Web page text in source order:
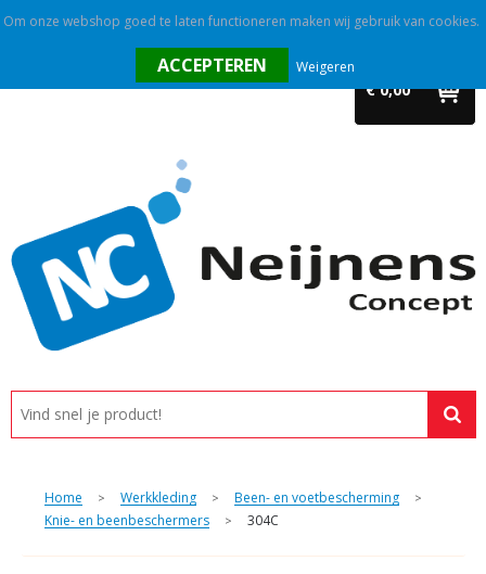
€ 0,00
Promotietextiel
Tassen
Alle categorieën
Custom made
Home > Werkkleding > Been- en voetbescherming >
Knie- en beenbeschermers > 304C
Om onze webshop goed te laten functioneren maken wij gebruik van cookies.
Weigeren